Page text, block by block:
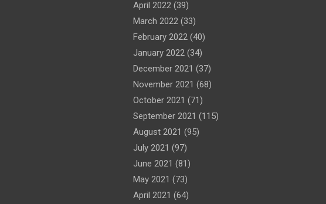
April 2022(39)
March 2022(33)
February 2022(40)
January 2022(34)
December 2021 (37)
November 2021 (68)
October 2021 (71)
September 2021 (115)
August 2021 (95)
July 2021 (97)
June 2021 (81)
May 2021 (73)
April 2021 (64)